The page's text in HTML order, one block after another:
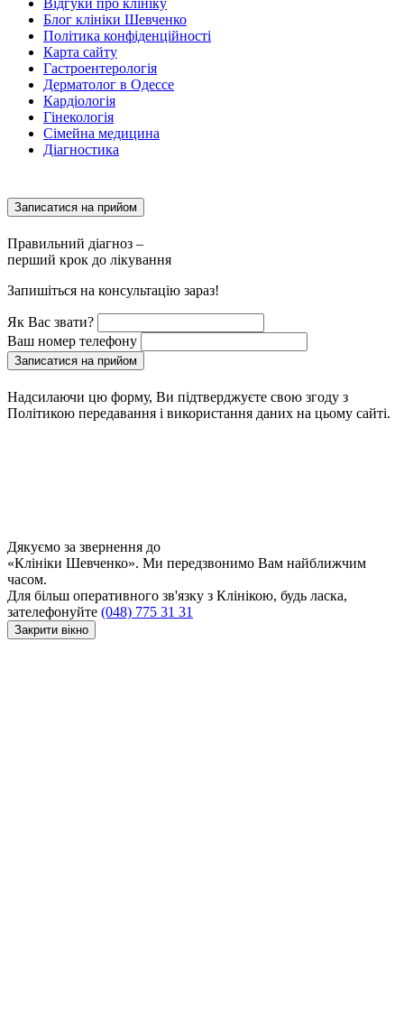
Блог клініки Шевченко
Політика конфіденційності
Карта сайту
Гастроентерологія
Дерматолог в Одессе
Кардіологія
Гінекологія
Сімейна медицина
Діагностика
Записатися на прийом
Правильний діагноз –
перший крок до лікування
Запишіться на консультацію зараз!
Як Вас звати?
Ваш номер телефону
Записатися на прийом
Надсилаючи цю форму, Ви підтверджуєте свою згоду з
Політикою передавання і використання даних на цьому сайті.
Дякуємо за звернення до
«Клініки Шевченко». Ми передзвонимо Вам найближчим
часом.
Для більш оперативного зв'язку з Клінікою, будь ласка,
зателефонуйте (048) 775 31 31
Закрити вікно